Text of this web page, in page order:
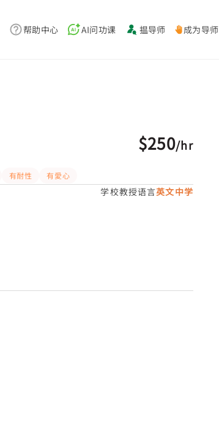
帮助中心 AI问功课 揾导师 成为导师
有耐性 有愛心
$250/hr
学校教授语言英文中学